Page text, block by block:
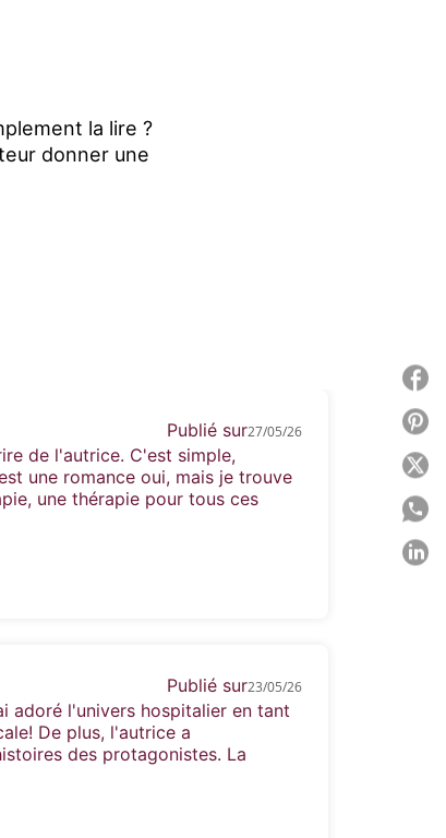
la lire ?
donner une
Publié sur27/05/26
de l'autrice. C'est simple,
une romance oui, mais je trouve
une thérapie pour tous ces
Publié sur23/05/26
adoré l'univers hospitalier en tant
De plus, l'autrice a
des protagonistes. La